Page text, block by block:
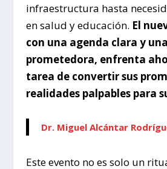
infraestructura hasta
en salud y educación. El
con una agenda clara y
prometedora, enfrenta
tarea de convertir sus
realidades palpables para
Dr. Miguel Alcántar
Este evento no es solo un